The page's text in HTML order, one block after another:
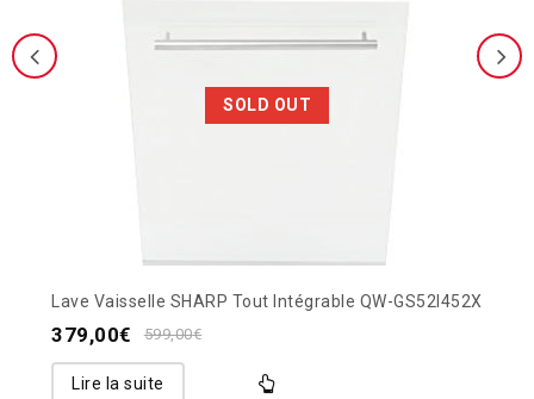
SOLD OUT
Lave Vaisselle SHARP Tout Intégrable QW-GS52I452X
599,00€
379,00€
Lire la suite